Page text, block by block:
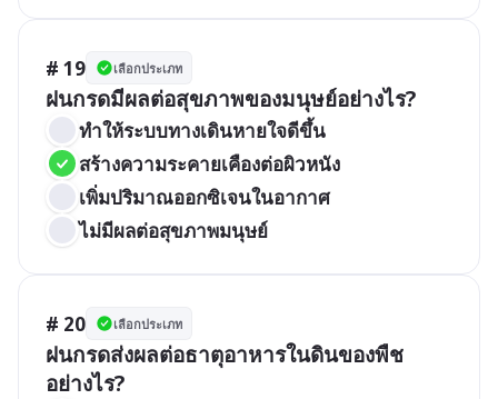
# 19 เลือกประเภท
ฝนกรดมีผลต่อสุขภาพของมนุษย์อย่างไร?
ทำให้ระบบทางเดินหายใจดีขึ้น
สร้างความระคายเคืองต่อผิวหนัง
เพิ่มปริมาณออกซิเจนในอากาศ
ไม่มีผลต่อสุขภาพมนุษย์
# 20 เลือกประเภท
ฝนกรดส่งผลต่อธาตุอาหารในดินของพืช
อย่างไร?